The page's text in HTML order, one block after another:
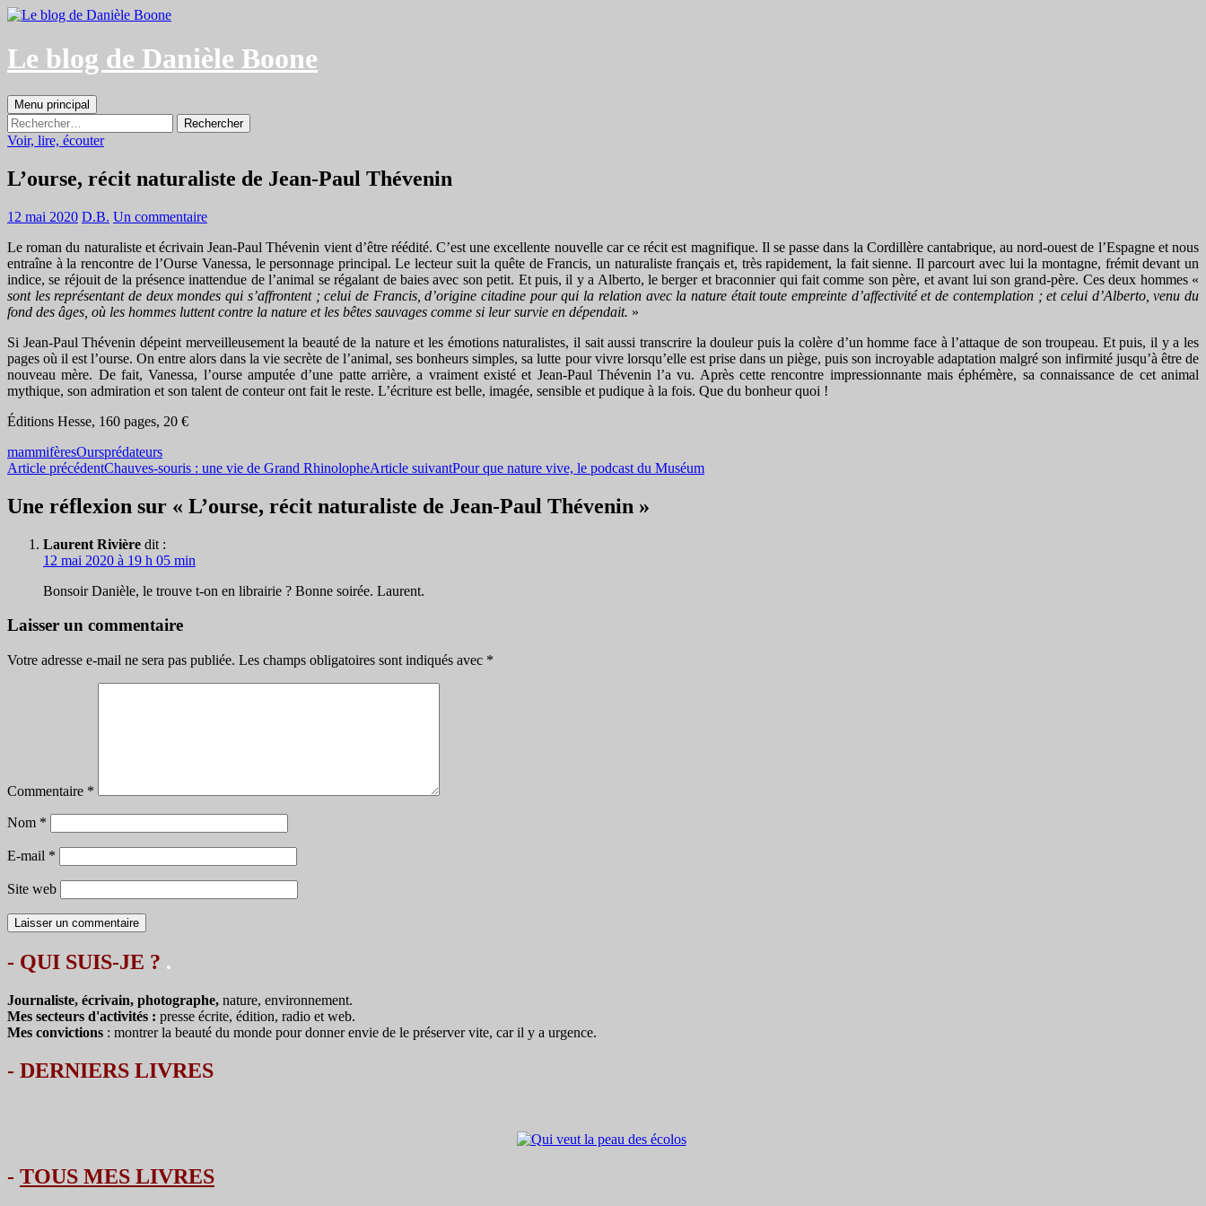
Aller
contenu
Le blog de Danièle Boone
Recherche
Menu principal
Rechercher :
Voir, lire, écouter
L’ourse, récit naturaliste de Jean-Paul Thévenin
12 mai 2020 D.B. Un commentaire
Le roman du naturaliste et écrivain Jean-Paul Thévenin vient d’être réédité. C’est une excellente nouvelle car ce récit est magnifique. Il se passe dans la Cordillère cantabrique, au nord-ouest de l’Espagne et nous
entraîne à la rencontre de l’Ourse Vanessa, le personnage principal. Le lecteur suit la quête de Francis, un naturaliste français et, très rapidement, la fait sienne. Il parcourt avec lui la montagne, frémit devant un
indice, se réjouit de la présence inattendue de l’animal se régalant de baies avec son petit. Et puis, il y a Alberto, le berger et braconnier qui fait comme son père, et avant lui son grand-père. Ces deux hommes «
sont les représentant de deux mondes qui s’affrontent ; celui de Francis, d’origine citadine pour qui la relation avec la nature était toute empreinte d’affectivité et de contemplation ; et celui d’Alberto, venu du
fond des âges, où les hommes luttent contre la nature et les bêtes sauvages comme si leur survie en dépendait. »
Si Jean-Paul Thévenin dépeint merveilleusement la beauté de la nature et les émotions naturalistes, il sait aussi transcrire la douleur puis la colère d’un homme face à l’attaque de son troupeau. Et puis, il y a les
pages où il est l’ourse. On entre alors dans la vie secrète de l’animal, ses bonheurs simples, sa lutte pour vivre lorsqu’elle est prise dans un piège, puis son incroyable adaptation malgré son infirmité jusqu’à être de
nouveau mère. De fait, Vanessa, l’ourse amputée d’une patte arrière, a vraiment existé et Jean-Paul Thévenin l’a vu. Après cette rencontre impressionnante mais éphémère, sa connaissance de cet animal
mythique, son admiration et son talent de conteur ont fait le reste. L’écriture est belle, imagée, sensible et pudique à la fois. Que du bonheur quoi !
Éditions Hesse, 160 pages, 20 €
mammifèresOursprédateurs
Navigation
des
articles
Article précédentChauves-souris : une vie de Grand RhinolopheArticle suivantPour que nature vive, le podcast du Muséum
Une réflexion sur « L’ourse, récit naturaliste de Jean-Paul Thévenin »
Laurent Rivière dit :
12 mai 2020 à 19 h 05 min
Bonsoir Danièle, le trouve t-on en librairie ? Bonne soirée. Laurent.
Laisser un commentaire
Votre adresse e-mail ne sera pas publiée. Les champs obligatoires sont indiqués avec *
Commentaire *
Nom *
E-mail *
Site web
- QUI SUIS-JE ? .
Journaliste, écrivain, photographe, nature, environnement.
Mes secteurs d'activités : presse écrite, édition, radio et web.
Mes convictions : montrer la beauté du monde pour donner envie de le préserver vite, car il y a urgence.
- DERNIERS LIVRES
- TOUS MES LIVRES